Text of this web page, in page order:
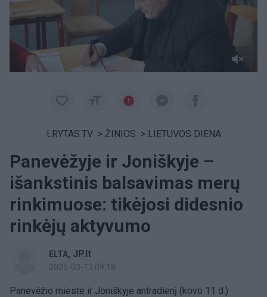
LRYTAS.TV > ŽINIOS > LIETUVOS DIENA
Panevėžyje ir Joniškyje –
išankstinis balsavimas merų
rinkimuose: tikėjosi didesnio
rinkėjų aktyvumo
ELTA, JP.lt
2025-03-13 09:18
Panevėžio mieste ir Joniškyje antradienį (kovo 11 d.)